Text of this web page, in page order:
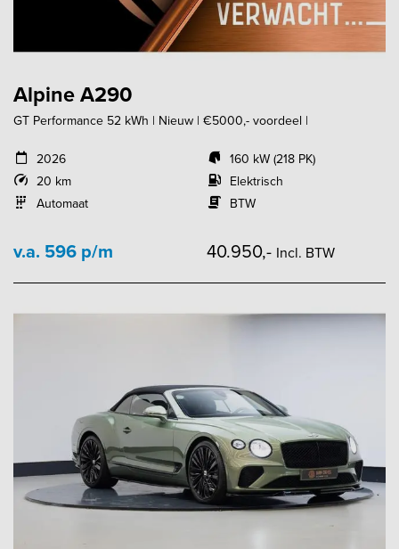
Alpine A290
GT Performance 52 kWh | Nieuw | €5000,- voordeel |
2026
20 km
Automaat
160 kW (218 PK)
Elektrisch
BTW
v.a. 596 p/m 40.950,- Incl. BTW